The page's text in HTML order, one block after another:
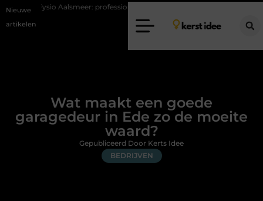
Nieuwe
artikelen
professionele hulp bij pijn en bewegingsklachten
Wat maakt een goede
garagedeur in Ede zo de moeite
waard?
BEDRIJVEN
Gepubliceerd Door Kerts Idee